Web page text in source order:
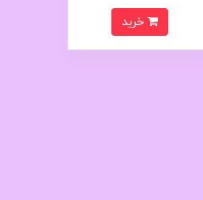
خرید